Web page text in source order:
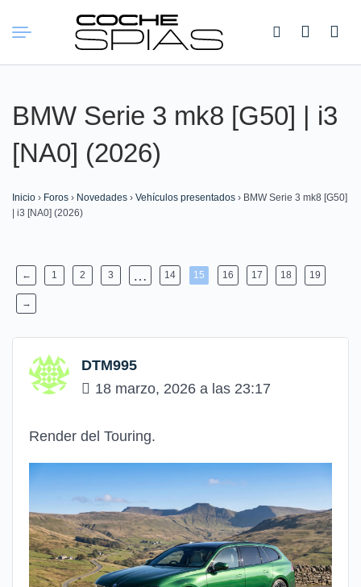
Buscar:
BMW Serie 3 mk8 [G50] | i3
[NA0] (2026)
Inicio › Foros › Novedades › Vehículos presentados › BMW Serie 3 mk8 [G50]
| i3 [NA0] (2026)
← 1 2 3 … 14 15 16 17 18 19
→
DTM995
18 marzo, 2026 a las 23:17
Render del Touring.